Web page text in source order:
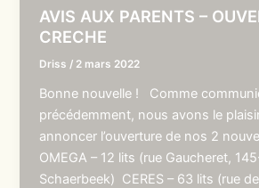
AVIS AUX PARENTS –
CRECHE
Driss / 2 mars 2022
Bonne nouvelle ! Comme
précédemment, nous avons le
annoncer l’ouverture de nos 2
OMEGA – 12 lits (rue Gaucheret,
Schaerbeek) CERES – 63 lits (rue de